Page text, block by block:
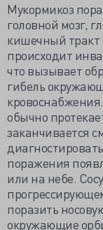
Мукормикоз
головной мозг,
кишечный тракт
происходит
что вызывает
гибель
обычно
заканчивается
поражения
или на небе.
поразить
окружающие